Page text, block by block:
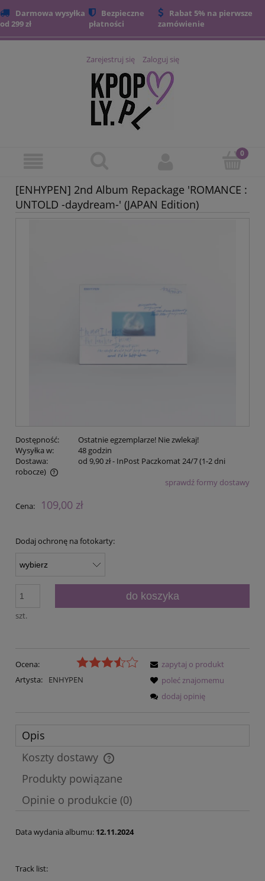
Darmowa wysyłka
od 299 zł
Bezpieczne
płatności
Rabat 5% na pierwsze
zamówienie
Zarejestruj się Zaloguj się
[ENHYPEN] 2nd Album Repackage 'ROMANCE :
UNTOLD -daydream-' (JAPAN Edition)
Dostępność:
Ostatnie egzemplarze! Nie zwlekaj!
Wysyłka w:
48 godzin
Dostawa:
od 9,90 zł- InPost Paczkomat 24/7 (1-2 dni
robocze)
Cena nie zawiera ewentualnych kosztów płatnościsprawdź formy dostawy
Cena: 109,00 zł
Dodaj ochronę na fotokarty:
szt.
do koszyka
Ocena:
Artysta:
ENHYPEN
zapytaj o produkt
poleć znajomemu
dodaj opinię
Opis
Koszty dostawy
Cena nie zawiera ewentualnych kosztów płatności
Produkty powiązane
Opinie o produkcie (0)
Data wydania albumu: 12.11.2024
Track list: